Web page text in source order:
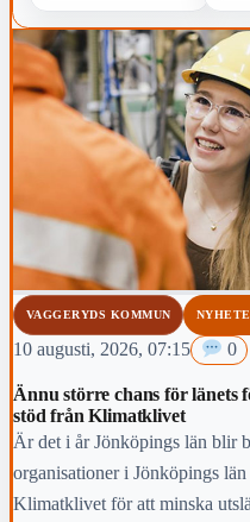
VAGGERYDS KOMMUN
10 augusti, 2026, 07:15 0
Ännu större chans för länets
stöd från Klimatklivet
Är det i år Jönköpings län blir
organisationer i Jönköpings
Klimatklivet för att minska